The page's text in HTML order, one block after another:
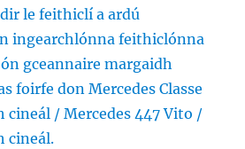
le feithiclí a ardú
ingearchlónna feithiclónna
gceannaire margaidh
foirfe don Mercedes Classe
cineál / Mercedes 447 Vito /
cineál.